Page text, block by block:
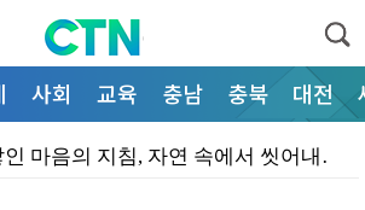
사회 교육 충남 충북 대전
마음의 지침, 자연 속에서 씻어내…